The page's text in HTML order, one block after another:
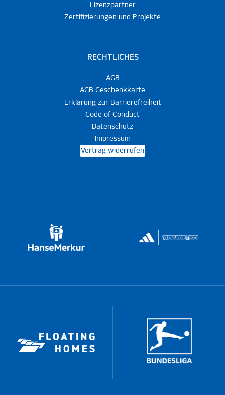
Lizenzpartner
Zertifizierungen und Projekte
RECHTLICHES
AGB
AGB Geschenkkarte
Erklärung zur Barrierefreiheit
Code of Conduct
Datenschutz
Impressum
Vertrag widerrufen